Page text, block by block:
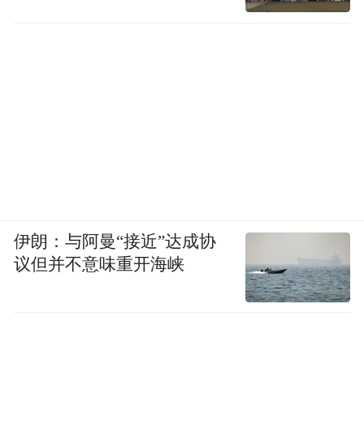
在疫情期间，线上学习的方式也完全没有影
伊朗：与阿曼“接近”达成协
议但并不意味重开海峡